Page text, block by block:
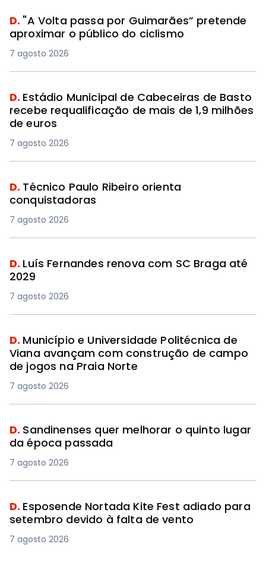
D. "A Volta passa por Guimarães” pretende
aproximar o público do ciclismo
7 agosto 2026
D. Estádio Municipal de Cabeceiras de Basto
recebe requalificação de mais de 1,9 milhões
de euros
7 agosto 2026
D. Técnico Paulo Ribeiro orienta
conquistadoras
7 agosto 2026
D. Luís Fernandes renova com SC Braga até
2029
7 agosto 2026
D. Município e Universidade Politécnica de
Viana avançam com construção de campo
de jogos na Praia Norte
7 agosto 2026
D. Sandinenses quer melhorar o quinto lugar
da época passada
7 agosto 2026
D. Esposende Nortada Kite Fest adiado para
setembro devido à falta de vento
7 agosto 2026